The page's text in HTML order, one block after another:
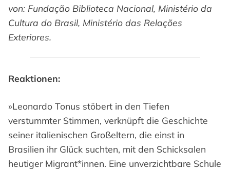
von: Fundação Biblioteca Nacional, Ministério da
Cultura do Brasil, Ministério das Relações
Exteriores.
Reaktionen:
»Leonardo Tonus stöbert in den Tiefen
verstummter Stimmen, verknüpft die Geschichte
seiner italienischen Großeltern, die einst in
Brasilien ihr Glück suchten, mit den Schicksalen
heutiger Migrant*innen. Eine unverzichtbare Schule